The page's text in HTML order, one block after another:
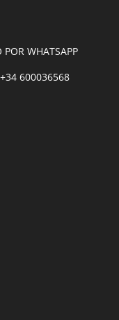
POR WHATSAPP
600036568